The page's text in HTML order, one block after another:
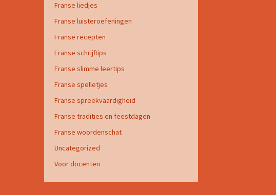
Franse liedjes
Franse luisteroefeningen
Franse recepten
Franse schrijftips
Franse slimme leertips
Franse spelletjes
Franse spreekvaardigheid
Franse tradities en feestdagen
Franse woordenschat
Uncategorized
Voor docenten